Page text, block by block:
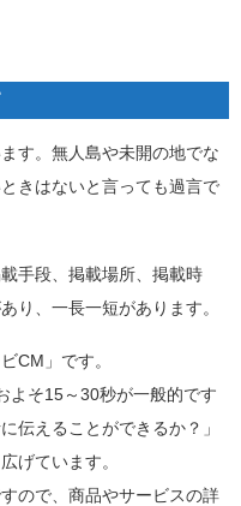
す。無人島や未開の地でな
きはないと言っても過言で
手段、掲載場所、掲載時
り、一長一短があります。
CM」です。
よそ15～30秒が一般的です
伝えることができるか？」
げています。
ので、商品やサービスの詳